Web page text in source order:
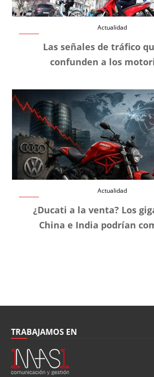
Actualidad
Las señales de tráfico
confunden a los
Actualidad
¿Ducati a la venta? Los
China e India podrían
TRABAJAMOS EN